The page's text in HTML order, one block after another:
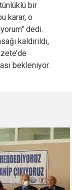
bir
karar, o
dedi.
kaldırıldı,
bekleniyor.